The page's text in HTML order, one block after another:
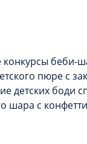
беби-
пюре с
детских боди
шара с